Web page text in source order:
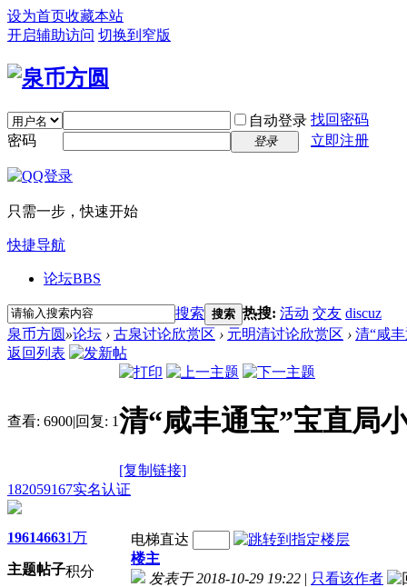
设为首页收藏本站
开启辅助访问 切换到窄版
自动登录 找回密码
密码
登录 立即注册
只需一步，快速开始
快捷导航
论坛BBS
搜索 搜索 热搜: 活动 交友 discuz
泉币方圆 »论坛 › 古泉讨论欣赏区 › 元明清讨论欣赏区 › 清“咸
返回列表
查看: 6900|回复: 1清“咸丰通宝”宝直局
[复制链接]
182059167实名认证
1961
主题
4663
帖子
1万
积分
电梯直达
楼主
发表于 2018-10-29 19:22 | 只看该作者